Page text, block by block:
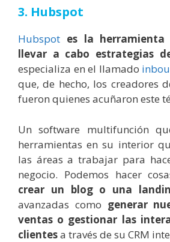
3. Hubspot
Hubspot es la
llevar a cabo estrategias
especializa en el llamado
que, de hecho, los creadores
fueron quienes acuñaron este
Un software multifunción
herramientas en su interior
las áreas a trabajar para
negocio. Podemos hacer
crear un blog o una
avanzadas como generar
ventas o gestionar las
clientesa través de su CRM